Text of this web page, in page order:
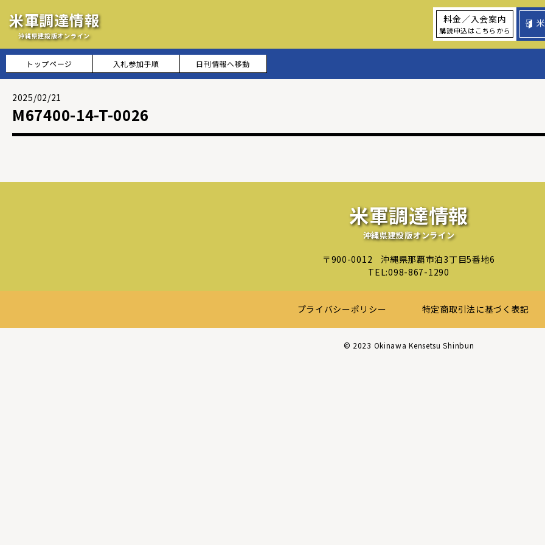
米軍調達情報
沖縄県建設版オンライン
料金／入会案内
購読申込はこちらから
トップページ 入札参加手順 日刊情報へ移動
2025/02/21
M67400-14-T-0026
米軍調達情報
沖縄県建設版オンライン
〒900-0012
沖縄県那覇市泊3丁目5番地6
TEL:098-867-1290
プライバシーポリシー 特定商取引法に基づく表記
©︎ 2023 Okinawa Kensetsu Shinbun